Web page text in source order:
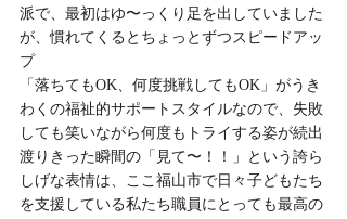
派で、最初はゆ〜っくり足を出していました
が、慣れてくるとちょっとずつスピードアッ
プ
「落ちてもOK、何度挑戦してもOK」がうき
わくの福祉的サポートスタイルなので、失敗
しても笑いながら何度もトライする姿が続出
渡りきった瞬間の「見て〜！！」という誇ら
しげな表情は、ここ福山市で日々子どもたち
を支援している私たち職員にとっても最高の